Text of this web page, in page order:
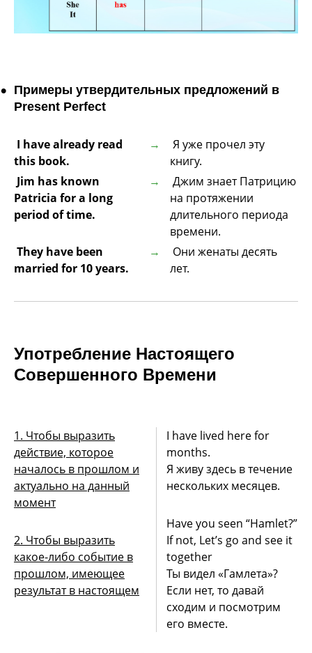
Примеры утвердительных предложений в
Present Perfect
I have already read
this book.
Я уже прочел эту
книгу.
Jim has known
Patricia for a long
period of time.
Джим знает Патрицию
на протяжении
длительного периода
времени.
They have been
married for 10 years.
Они женаты десять
лет.
Употребление Настоящего
Совершенного Времени
1. Чтобы выразить
действие, которое
началось в прошлом и
актуально на данный
момент
2. Чтобы выразить
какое-либо событие в
прошлом, имеющее
результат в настоящем
I have lived here for
months.
Я живу здесь в течение
нескольких месяцев.
Have you seen “Hamlet?”
If not, Let’s go and see it
together
Ты видел «Гамлета»?
Если нет, то давай
сходим и посмотрим
его вместе.